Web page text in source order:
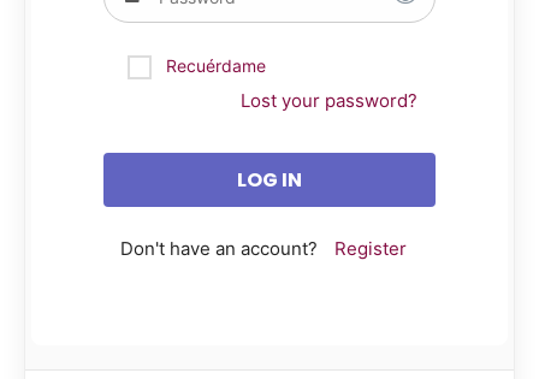
Recuérdame
Lost your password?
Don't have an account? Register